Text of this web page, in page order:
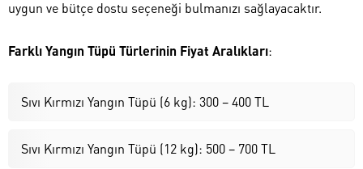
uygun ve bütçe dostu seçeneği bulmanızı sağlayacaktır.
Farklı Yangın Tüpü Türlerinin Fiyat Aralıkları:
Sıvı Kırmızı Yangın Tüpü (6 kg): 300 – 400 TL
Sıvı Kırmızı Yangın Tüpü (12 kg): 500 – 700 TL